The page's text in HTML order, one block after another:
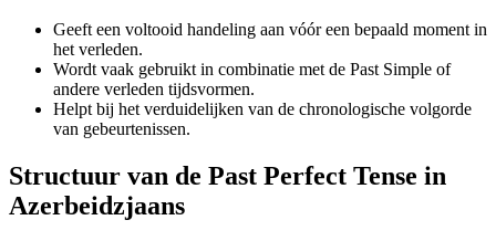
Geeft een voltooid handeling aan vóór een bepaald moment in
het verleden.
Wordt vaak gebruikt in combinatie met de Past Simple of
andere verleden tijdsvormen.
Helpt bij het verduidelijken van de chronologische volgorde
van gebeurtenissen.
Structuur van de Past Perfect Tense in
Azerbeidzjaans